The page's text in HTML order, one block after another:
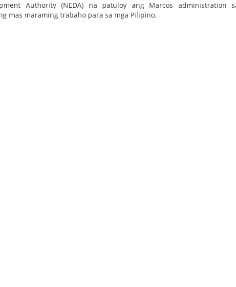
Authority (NEDA) na patuloy ang Marcos administration
mas maraming trabaho para sa mga Pilipino.